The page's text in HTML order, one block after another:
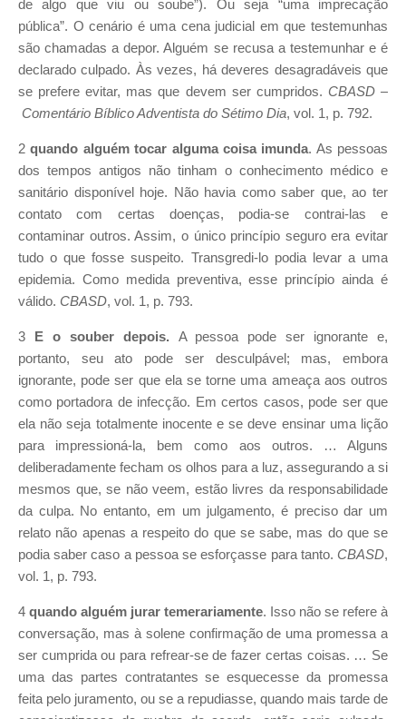
de algo que viu ou soube”). Ou seja “uma imprecação
pública”. O cenário é uma cena judicial em que testemunhas
são chamadas a depor. Alguém se recusa a testemunhar e é
declarado culpado. Às vezes, há deveres desagradáveis que
se prefere evitar, mas que devem ser cumpridos. CBASD –
Comentário Bíblico Adventista do Sétimo Dia, vol. 1, p. 792.
2quando alguém tocar alguma coisa imunda. As pessoas
dos tempos antigos não tinham o conhecimento médico e
sanitário disponível hoje. Não havia como saber que, ao ter
contato com certas doenças, podia-se contrai-las e
contaminar outros. Assim, o único princípio seguro era evitar
tudo o que fosse suspeito. Transgredi-lo podia levar a uma
epidemia. Como medida preventiva, esse princípio ainda é
válido. CBASD, vol. 1, p. 793.
3 E o souber depois. A pessoa pode ser ignorante e,
portanto, seu ato pode ser desculpável; mas, embora
ignorante, pode ser que ela se torne uma ameaça aos outros
como portadora de infecção. Em certos casos, pode ser que
ela não seja totalmente inocente e se deve ensinar uma lição
para impressioná-la, bem como aos outros. … Alguns
deliberadamente fecham os olhos para a luz, assegurando a si
mesmos que, se não veem, estão livres da responsabilidade
da culpa. No entanto, em um julgamento, é preciso dar um
relato não apenas a respeito do que se sabe, mas do que se
podia saber caso a pessoa se esforçasse para tanto. CBASD,
vol. 1, p. 793.
4 quando alguém jurar temerariamente. Isso não se refere à
conversação, mas à solene confirmação de uma promessa a
ser cumprida ou para refrear-se de fazer certas coisas. … Se
uma das partes contratantes se esquecesse da promessa
feita pelo juramento, ou se a repudiasse, quando mais tarde de